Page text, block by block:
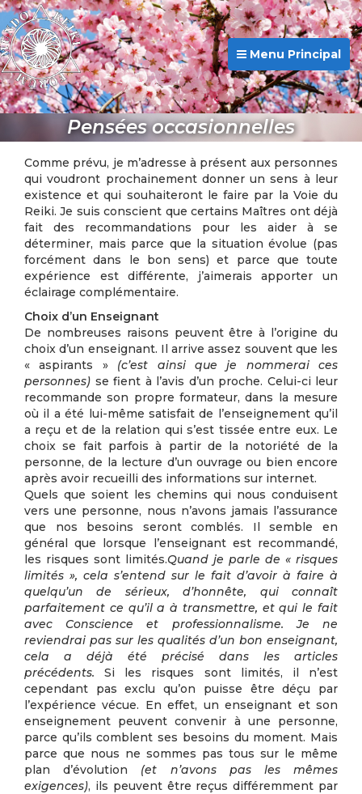
Menu Principal
Pensées occasionnelles
Comme prévu, je m’adresse à présent aux personnes
qui voudront prochainement donner un sens à leur
existence et qui souhaiteront le faire par la Voie du
Reiki. Je suis conscient que certains Maîtres ont déjà
fait des recommandations pour les aider à se
déterminer, mais parce que la situation évolue (pas
forcément dans le bon sens) et parce que toute
expérience est différente, j’aimerais apporter un
éclairage complémentaire.
Choix d’un Enseignant
De nombreuses raisons peuvent être à l’origine du
choix d’un enseignant. Il arrive assez souvent que les
« aspirants » (c’est ainsi que je nommerai ces
personnes) se fient à l’avis d’un proche. Celui-ci leur
recommande son propre formateur, dans la mesure
où il a été lui-même satisfait de l’enseignement qu’il
a reçu et de la relation qui s’est tissée entre eux. Le
choix se fait parfois à partir de la notoriété de la
personne, de la lecture d’un ouvrage ou bien encore
après avoir recueilli des informations sur internet.
Quels que soient les chemins qui nous conduisent
vers une personne, nous n’avons jamais l’assurance
que nos besoins seront comblés. Il semble en
général que lorsque l’enseignant est recommandé,
les risques sont limités.Quand je parle de « risques
limités », cela s’entend sur le fait d’avoir à faire à
quelqu’un de sérieux, d’honnête, qui connaît
parfaitement ce qu’il a à transmettre, et qui le fait
avec Conscience et professionnalisme. Je ne
reviendrai pas sur les qualités d’un bon enseignant,
cela a déjà été précisé dans les articles
précédents.Si les risques sont limités, il n’est
cependant pas exclu qu’on puisse être déçu par
l’expérience vécue. En effet, un enseignant et son
enseignement peuvent convenir à une personne,
parce qu’ils comblent ses besoins du moment. Mais
parce que nous ne sommes pas tous sur le même
plan d’évolution (et n’avons pas les mêmes
exigences), ils peuvent être reçus différemment par